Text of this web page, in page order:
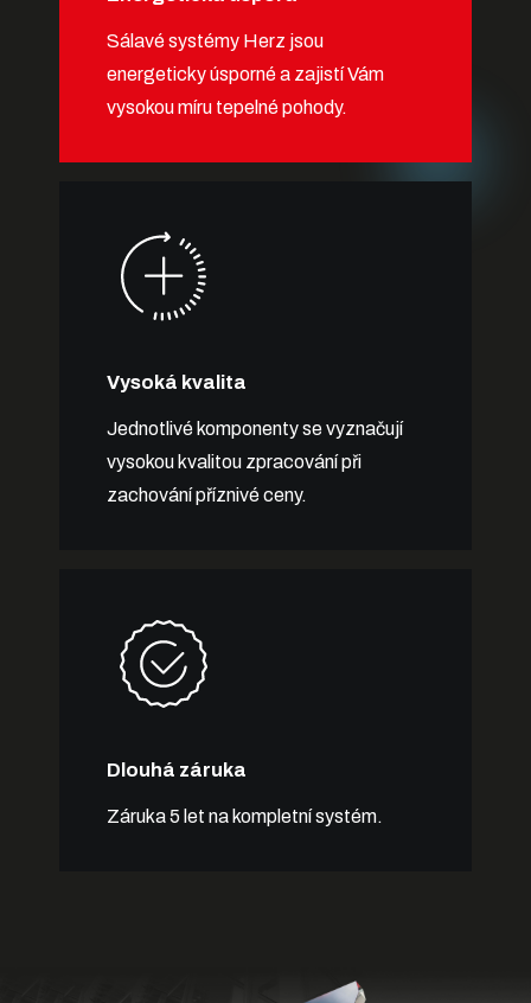
Sálavé systémy Herz jsou
energeticky úsporné a zajistí Vám
vysokou míru tepelné pohody.
Vysoká kvalita
Jednotlivé komponenty se vyznačují
vysokou kvalitou zpracování při
zachování příznivé ceny.
Dlouhá záruka
Záruka 5 let na kompletní systém.